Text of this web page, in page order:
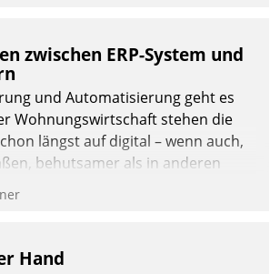
zwischen ERP-System und
und Automatisierung geht es
Wohnungswirtschaft stehen die
längst auf digital – wenn auch,
behutsamer als in anderen
Hand